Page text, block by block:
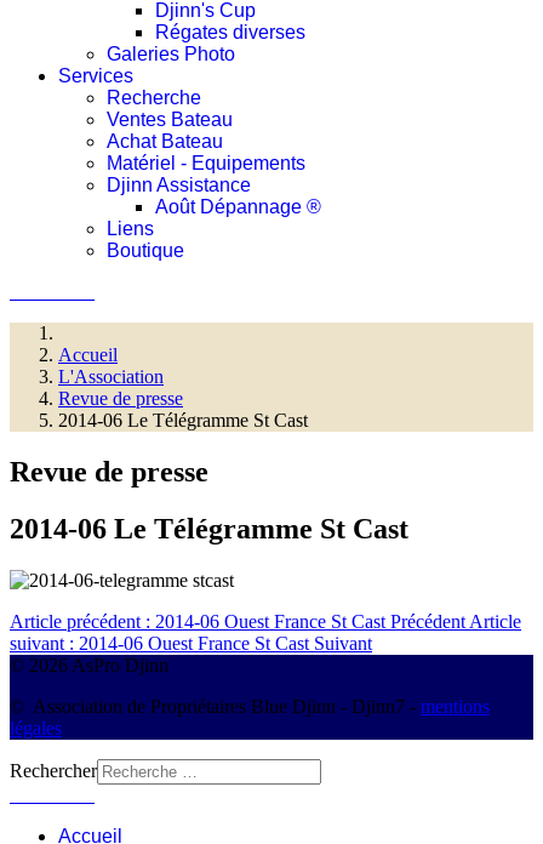
Djinn's Cup
Régates diverses
Galeries Photo
Services
Recherche
Ventes Bateau
Achat Bateau
Matériel - Equipements
Djinn Assistance
Août Dépannage ®
Liens
Boutique
Accueil
L'Association
Revue de presse
2014-06 Le Télégramme St Cast
Revue de presse
2014-06 Le Télégramme St Cast
Article précédent : 2014-06 Ouest France St Cast Précédent Article
suivant : 2014-06 Ouest France St Cast Suivant
© 2026 AsPro Djinn
© Association de Propriétaires Blue Djinn - Djinn7 - mentions
légales
Rechercher
Accueil